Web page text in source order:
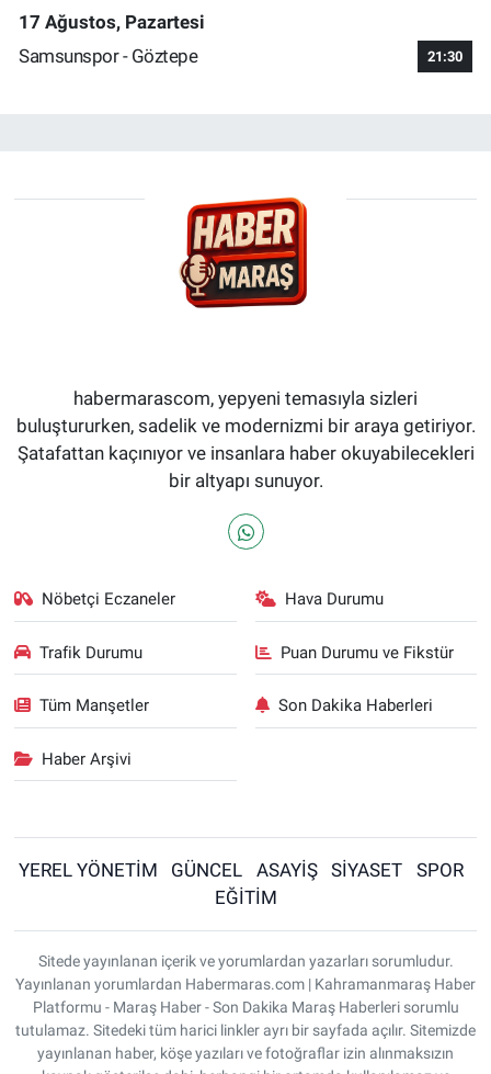
17 Ağustos, Pazartesi
Samsunspor - Göztepe
21:30
habermarascom, yepyeni temasıyla sizleri
buluştururken, sadelik ve modernizmi bir araya getiriyor.
Şatafattan kaçınıyor ve insanlara haber okuyabilecekleri
bir altyapı sunuyor.
Nöbetçi Eczaneler Hava Durumu
Trafik Durumu Puan Durumu ve Fikstür
Tüm Manşetler Son Dakika Haberleri
Haber Arşivi
YEREL YÖNETİM GÜNCEL ASAYİŞ SİYASET
SPOR
EĞİTİM
Sitede yayınlanan içerik ve yorumlardan yazarları sorumludur.
Yayınlanan yorumlardan Habermaras.com | Kahramanmaraş Haber
Platformu - Maraş Haber - Son Dakika Maraş Haberleri sorumlu
tutulamaz. Sitedeki tüm harici linkler ayrı bir sayfada açılır. Sitemizde
yayınlanan haber, köşe yazıları ve fotoğraflar izin alınmaksızın